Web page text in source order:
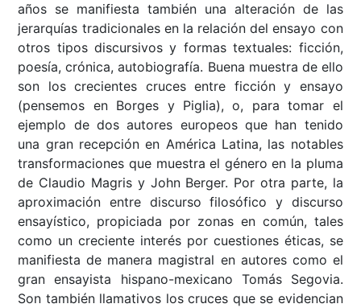
años se manifiesta también una alteración de las
jerarquías tradicionales en la relación del ensayo con
otros tipos discursivos y formas textuales: ficción,
poesía, crónica, autobiografía. Buena muestra de ello
son los crecientes cruces entre ficción y ensayo
(pensemos en Borges y Piglia), o, para tomar el
ejemplo de dos autores europeos que han tenido
una gran recepción en América Latina, las notables
transformaciones que muestra el género en la pluma
de Claudio Magris y John Berger. Por otra parte, la
aproximación entre discurso filosófico y discurso
ensayístico, propiciada por zonas en común, tales
como un creciente interés por cuestiones éticas, se
manifiesta de manera magistral en autores como el
gran ensayista hispano-mexicano Tomás Segovia.
Son también llamativos los cruces que se evidencian